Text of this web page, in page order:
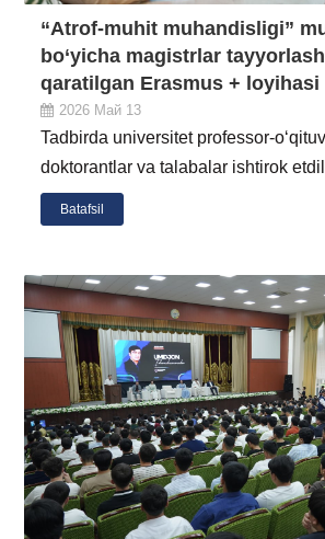
“Atrof-muhit muhandisligi”
bo‘yicha magistrlar
qaratilgan Erasmus + loyihasi
2026 Май 13
Tadbirda universitet professor-
doktorantlar va talabalar ishtirok
Batafsil